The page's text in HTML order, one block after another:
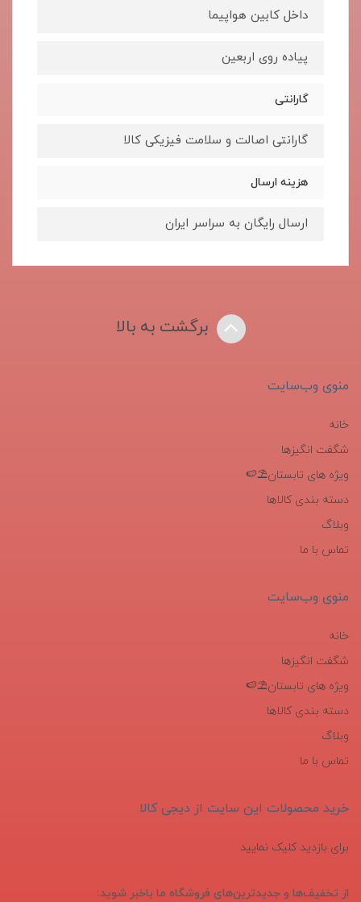
داخل کابین هواپیما
پیاده روی اربعین
گارانتی
گارانتی اصالت و سلامت فیزیکی کالا
هزینه ارسال
ارسال رایگان به سراسر ایران
برگشت به بالا
منوی وب‌سایت
خانه
شگفت انگیزها
ویژه های تابستان⛱️🍉
دسته بندی کالاها
وبلاگ
تماس با ما
منوی وب‌سایت
خانه
شگفت انگیزها
ویژه های تابستان⛱️🍉
دسته بندی کالاها
وبلاگ
تماس با ما
خرید محصولات این سایت از دیجی کالا
برای بازدید کلیک نمایید
از تخفیف‌ها و جدیدترین‌های فروشگاه ما باخبر شوید: